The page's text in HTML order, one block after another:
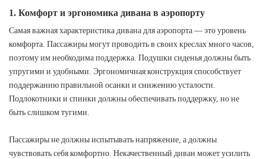
1. Комфорт и эргономика дивана в аэропорту
Самая важная характеристика дивана для аэропорта — это уровень
комфорта. Пассажиры могут проводить в своих креслах много часов,
поэтому им необходима поддержка. Подушки сиденья должны быть
упругими и удобными. Эргономичная конструкция способствует
поддержанию правильной осанки и снижению усталости.
Подлокотники и спинки должны обеспечивать поддержку, но не
быть слишком тугими.
Пассажиры не должны испытывать напряжение, а должны
чувствовать себя комфортно. Некачественный диван может усилить